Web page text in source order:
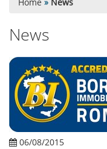
Home » News
News
06/08/2015